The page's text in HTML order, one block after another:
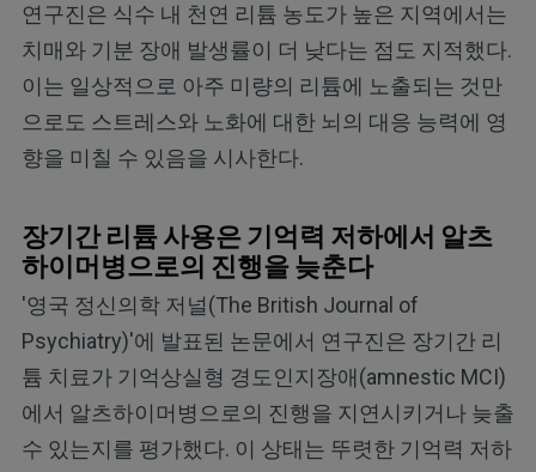
연구진은 식수 내 천연 리튬 농도가 높은 지역에서는
치매와 기분 장애 발생률이 더 낮다는 점도 지적했다.
이는 일상적으로 아주 미량의 리튬에 노출되는 것만
으로도 스트레스와 노화에 대한 뇌의 대응 능력에 영
향을 미칠 수 있음을 시사한다.
장기간 리튬 사용은 기억력 저하에서 알츠
하이머병으로의 진행을 늦춘다
'영국 정신의학 저널(The British Journal of
Psychiatry)'에 발표된 논문에서 연구진은 장기간 리
튬 치료가 기억상실형 경도인지장애(amnestic MCI)
에서 알츠하이머병으로의 진행을 지연시키거나 늦출
수 있는지를 평가했다. 이 상태는 뚜렷한 기억력 저하